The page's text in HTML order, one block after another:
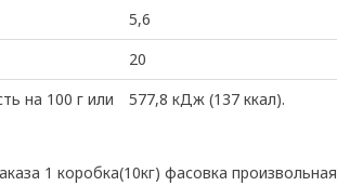
5,6
20
на 100 г или
577,8 кДж (137 ккал).
1 коробка(10кг) фасовка произвольная